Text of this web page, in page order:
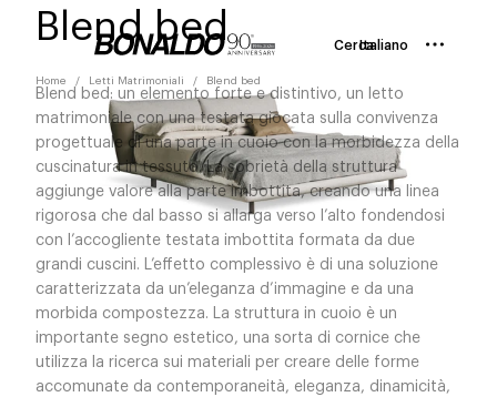
CercaItaliano
Home Letti Matrimoniali Blend bed
Blend bed
Blend bed: un elemento forte e distintivo, un letto
matrimoniale con una testata giocata sulla convivenza
progettuale di una parte in cuoio con la morbidezza della
cuscinatura in tessuto. La sobrietà della struttura
aggiunge valore alla parte imbottita, creando una linea
rigorosa che dal basso si allarga verso l’alto fondendosi
con l’accogliente testata imbottita formata da due
grandi cuscini. L’effetto complessivo è di una soluzione
caratterizzata da un’eleganza d’immagine e da una
morbida compostezza. La struttura in cuoio è un
importante segno estetico, una sorta di cornice che
utilizza la ricerca sui materiali per creare delle forme
accomunate da contemporaneità, eleganza, dinamicità,